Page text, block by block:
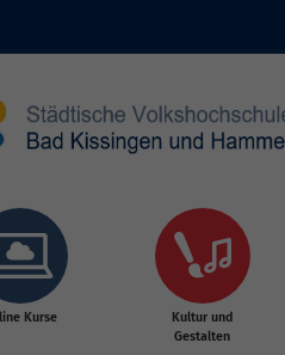
Kurse
Kultur und
Gestalten